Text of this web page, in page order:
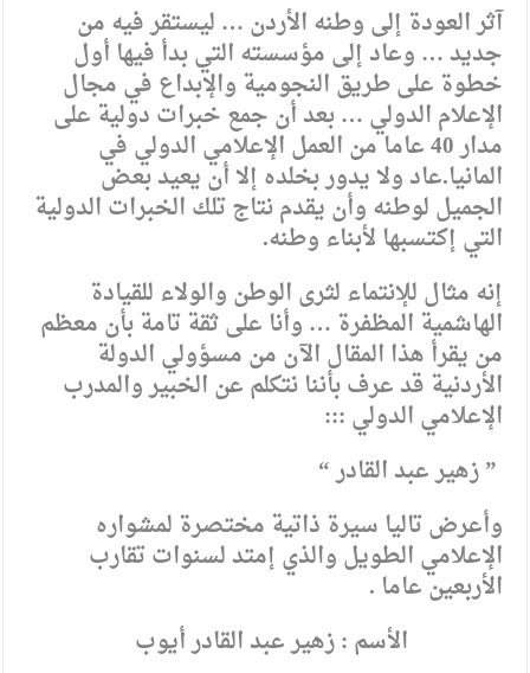
آثر العودة إلى وطنه الأردن … ليستقر فيه من
جديد … وعاد إلى مؤسسته التي بدأ فيها أول
خطوة على طريق النجومية والإبداع في مجال
الإعلام الدولي … بعد أن جمع خبرات دولية على
مدار 40 عاما من العمل الإعلامي الدولي في
المانيا.عاد ولا يدور بخلده إلا أن يعيد بعض
الجميل لوطنه وأن يقدم نتاج تلك الخبرات الدولية
التي إكتسبها لأبناء وطنه.
إنه مثال للإنتماء لثرى الوطن والولاء للقيادة
الهاشمية المظفرة … وأنا على ثقة تامة بأن معظم
من يقرأ هذا المقال الآن من مسؤولي الدولة
الأردنية قد عرف بأننا نتكلم عن الخبير والمدرب
الإعلامي الدولي :::
” زهير عبد القادر “
وأعرض تاليا سيرة ذاتية مختصرة لمشواره
الإعلامي الطويل والذي إمتد لسنوات تقارب
الأربعين عاما .
الأسم : زهير عبد القادر أيوب